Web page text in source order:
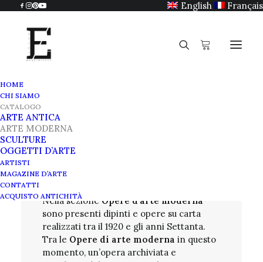
English Français
HOME
CHI SIAMO
CATALOGO
ARTE ANTICA
ARTE MODERNA
SCULTURE
OGGETTI D’ARTE
ARTISTI
MAGAZINE D’ARTE
CONTATTI
ACQUISTO ANTICHITÀ
Catalogo
Nella sezione Opere d'arte moderna
sono presenti dipinti e opere su carta
realizzati tra il 1920 e gli anni Settanta.
Tra le Opere di arte moderna in questo
momento, un’opera archiviata e